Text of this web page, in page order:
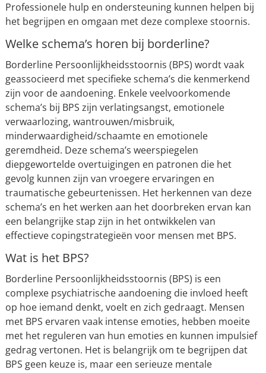
Professionele hulp en ondersteuning kunnen helpen bij
het begrijpen en omgaan met deze complexe stoornis.
Welke schema’s horen bij borderline?
Borderline Persoonlijkheidsstoornis (BPS) wordt vaak
geassocieerd met specifieke schema’s die kenmerkend
zijn voor de aandoening. Enkele veelvoorkomende
schema’s bij BPS zijn verlatingsangst, emotionele
verwaarlozing, wantrouwen/misbruik,
minderwaardigheid/schaamte en emotionele
geremdheid. Deze schema’s weerspiegelen
diepgewortelde overtuigingen en patronen die het
gevolg kunnen zijn van vroegere ervaringen en
traumatische gebeurtenissen. Het herkennen van deze
schema’s en het werken aan het doorbreken ervan kan
een belangrijke stap zijn in het ontwikkelen van
effectieve copingstrategieën voor mensen met BPS.
Wat is het BPS?
Borderline Persoonlijkheidsstoornis (BPS) is een
complexe psychiatrische aandoening die invloed heeft
op hoe iemand denkt, voelt en zich gedraagt. Mensen
met BPS ervaren vaak intense emoties, hebben moeite
met het reguleren van hun emoties en kunnen impulsief
gedrag vertonen. Het is belangrijk om te begrijpen dat
BPS geen keuze is, maar een serieuze mentale